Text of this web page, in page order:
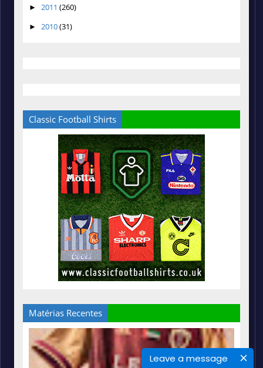
Leave a message
► 2011 (260)
► 2010(31)
Classic Football Shirts
Matérias Recentes